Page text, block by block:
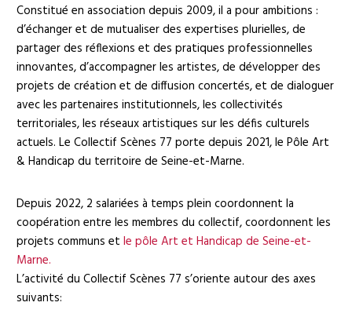
Constitué en association depuis 2009, il a pour ambitions :
d’échanger et de mutualiser des expertises plurielles, de
partager des réflexions et des pratiques professionnelles
innovantes, d’accompagner les artistes, de développer des
projets de création et de diffusion concertés, et de dialoguer
avec les partenaires institutionnels, les collectivités
territoriales, les réseaux artistiques sur les défis culturels
actuels. Le Collectif Scènes 77 porte depuis 2021, le Pôle Art
& Handicap du territoire de Seine-et-Marne.
Depuis 2022, 2 salariées à temps plein coordonnent la
coopération entre les membres du collectif, coordonnent les
projets communs etle pôle Art et Handicap de Seine-et-
Marne.
L’activité du Collectif Scènes 77 s’oriente autour des axes
suivants: